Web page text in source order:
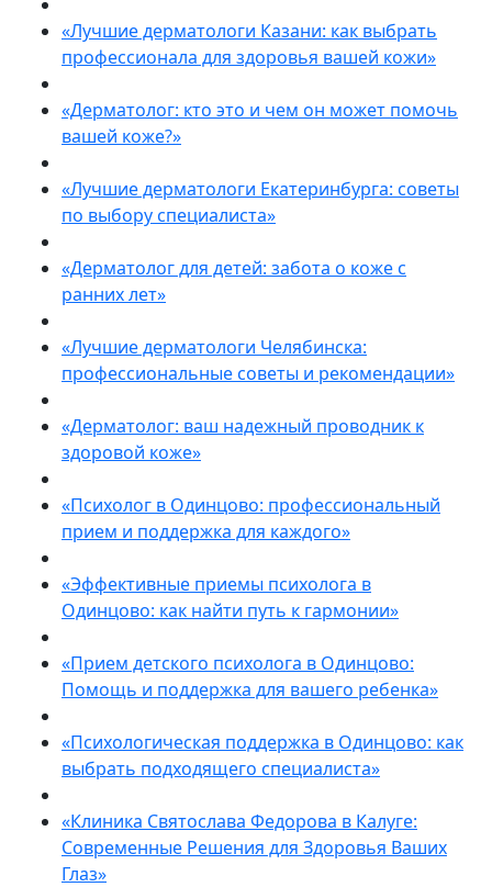
«Лучшие дерматологи Казани: как выбрать
профессионала для здоровья вашей кожи»
«Дерматолог: кто это и чем он может помочь
вашей коже?»
«Лучшие дерматологи Екатеринбурга: советы
по выбору специалиста»
«Дерматолог для детей: забота о коже с
ранних лет»
«Лучшие дерматологи Челябинска:
профессиональные советы и рекомендации»
«Дерматолог: ваш надежный проводник к
здоровой коже»
«Психолог в Одинцово: профессиональный
прием и поддержка для каждого»
«Эффективные приемы психолога в
Одинцово: как найти путь к гармонии»
«Прием детского психолога в Одинцово:
Помощь и поддержка для вашего ребенка»
«Психологическая поддержка в Одинцово: как
выбрать подходящего специалиста»
«Клиника Святослава Федорова в Калуге:
Современные Решения для Здоровья Ваших
Глаз»